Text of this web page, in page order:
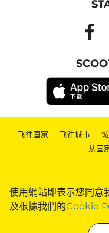
使用網站即表示您同意
及根據我們的Cookie
飞往国家 | 飞往城市 |
从国